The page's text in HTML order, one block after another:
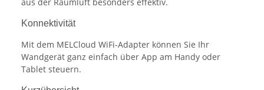
Konnektivität
Mit dem MELCloud WiFi-Adapter können Sie Ihr
Wandgerät ganz einfach über App am Handy oder
Tablet steuern.